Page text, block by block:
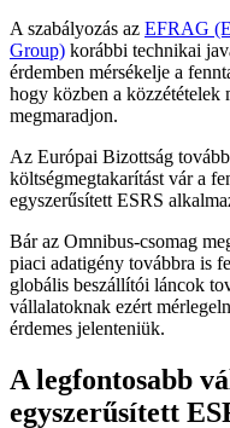
A szabályozás az EFRAG
Group) korábbi technikai
érdemben mérsékelje a
hogy közben a közzétételek
megmaradjon.
Az Európai Bizottság
költségmegtakarítást vár a
egyszerűsített ESRS
Bár az Omnibus-csomag
piaci adatigény továbbra is
globális beszállítói láncok
vállalatoknak ezért
érdemes jelenteniük.
A legfontosabb
egyszerűsített